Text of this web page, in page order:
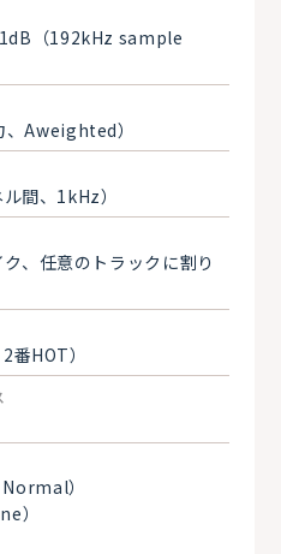
（192kHz sample
Aweighted）
間、1kHz）
、任意のトラックに割り
番HOT）
）
）